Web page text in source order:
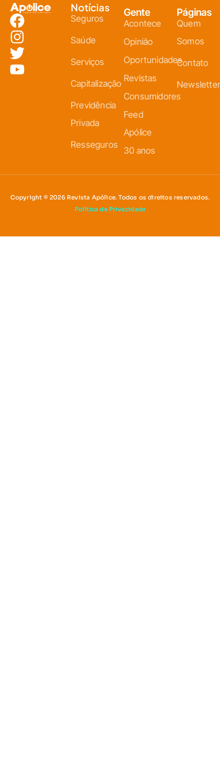
Notícias
Seguros
Saúde
Serviços
Capitalização
Previdência
Privada
Resseguros
Gente
Acontece
Opinião
Oportunidades
Revistas
Consumidores
Feed
Apólice
30 anos
Páginas
Quem
Somos
Contato
Newsletter
Copyright © 2026 Revista Apólice. Todos os direitos reservados.
Política de Privacidade